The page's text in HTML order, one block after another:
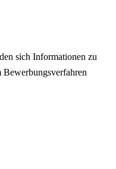
sich Informationen zu
Bewerbungsverfahren